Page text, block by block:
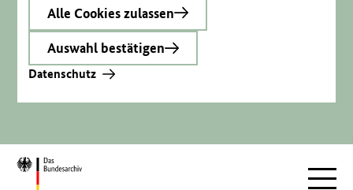
Alle Cookies zulassen
Auswahl bestätigen
Datenschutz
Zur